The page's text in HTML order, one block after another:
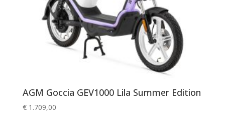
AGM Goccia GEV1000 Lila Summer Edition
€1.709,00